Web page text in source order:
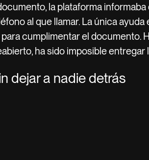
la plataforma informaba
al que llamar. La única ayuda
cumplimentar el documento.
ha sido imposible
dejar a nadie detrás